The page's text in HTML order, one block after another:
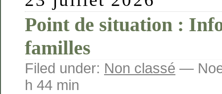
Point de situation :
familles
Filed under: Non classé —
h 44 min